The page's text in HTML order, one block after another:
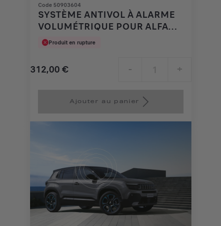
Code 50903604
SYSTÈME ANTIVOL À ALARME
VOLUMÉTRIQUE POUR ALFA
ROMEO
Produit en rupture
312,00 €
€
- +
1
Ajouter au panier